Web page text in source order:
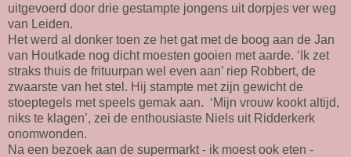
uitgevoerd door drie gestampte jongens uit dorpjes ver weg
van Leiden.
Het werd al donker toen ze het gat met de boog aan de Jan
van Houtkade nog dicht moesten gooien met aarde. ‘Ik zet
straks thuis de frituurpan wel even aan’ riep Robbert, de
zwaarste van het stel. Hij stampte met zijn gewicht de
stoeptegels met speels gemak aan. ‘Mijn vrouw kookt altijd,
niks te klagen’, zei de enthousiaste Niels uit Ridderkerk
onomwonden.
Na een bezoek aan de supermarkt - ik moest ook eten -